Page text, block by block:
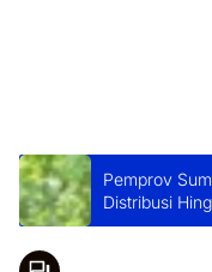
Pemprov
Distribusi
BBM Subsidi